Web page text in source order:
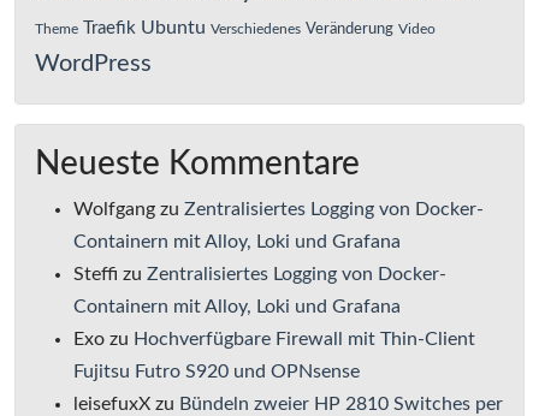
Theme Traefik Ubuntu Verschiedenes Veränderung Video
WordPress
Neueste Kommentare
Wolfgang zu Zentralisiertes Logging von Docker-
Containern mit Alloy, Loki und Grafana
Steffi zu Zentralisiertes Logging von Docker-
Containern mit Alloy, Loki und Grafana
Exo zu Hochverfügbare Firewall mit Thin-Client
Fujitsu Futro S920 und OPNsense
leisefuxX zu Bündeln zweier HP 2810 Switches per